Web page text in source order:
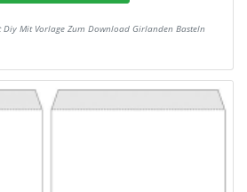
Diy Mit Vorlage Zum Download Girlanden Basteln